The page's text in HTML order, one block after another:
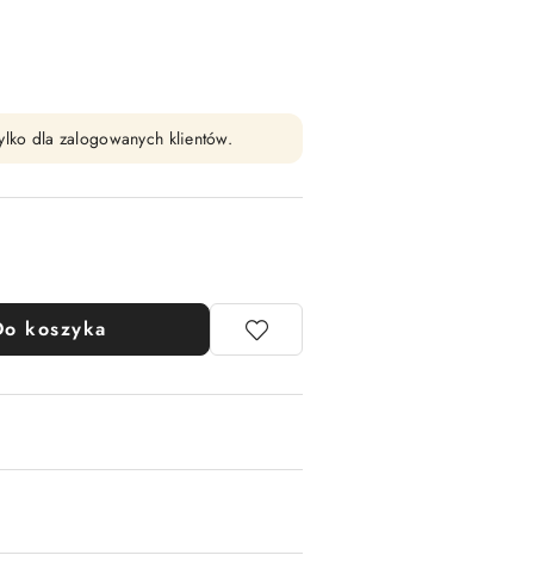
dla zalogowanych klientów.
koszyka